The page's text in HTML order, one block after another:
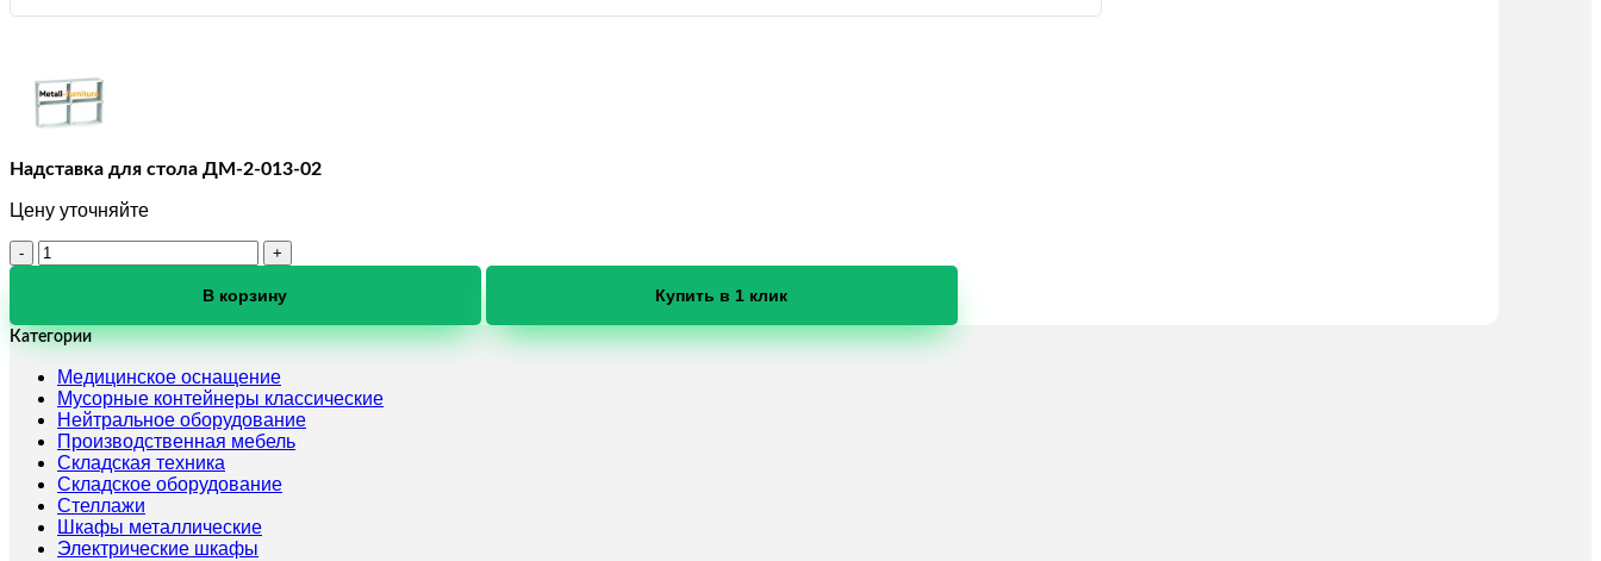
Надставка для стола ДМ-2-013-02
Цену уточняйте
Количество
товара
стола
013-
02
В корзину Купить в 1 клик
Категории
Медицинское оснащение
Мусорные контейнеры классические
Нейтральное оборудование
Производственная мебель
Складская техника
Складское оборудование
Стеллажи
Шкафы металлические
Электрические шкафы